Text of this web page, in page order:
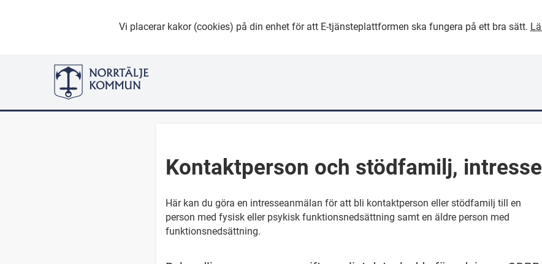
Vi placerar kakor (cookies) på din enhet för att E-tjänsteplattformen ska fungera på ett bra sätt.
Kontaktperson och stödfamilj,
Här kan du göra en intresseanmälan för att bli kontaktperson eller stödfamilj till en
person med fysisk eller psykisk funktionsnedsättning samt en äldre person med
funktionsnedsättning.